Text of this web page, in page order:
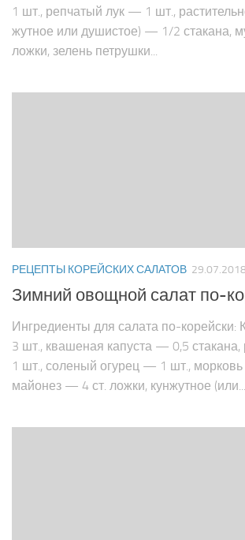
1 шт., репчатый лук — 1 шт.,
жутное или душистое) — 1/2 стакана,
ложки, зелень петрушки...
РЕЦЕПТЫ КОРЕЙСКИХ САЛАТОВ 29.07.2018
Зимний овощной салат по-
Ингредиенты для салата по-
3 шт., квашеная капуста — 0,5
1 шт., соленый огурец — 1 шт.,
майонез — 4 ст. ложки, кунжутное (или...